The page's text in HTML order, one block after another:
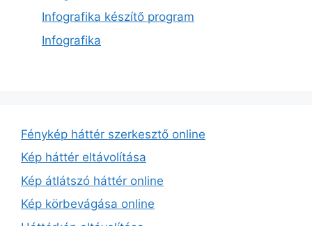
Infografika készítő program
Infografika
Fénykép háttér szerkesztő online
Kép háttér eltávolítása
Kép átlátszó háttér online
Kép körbevágása online